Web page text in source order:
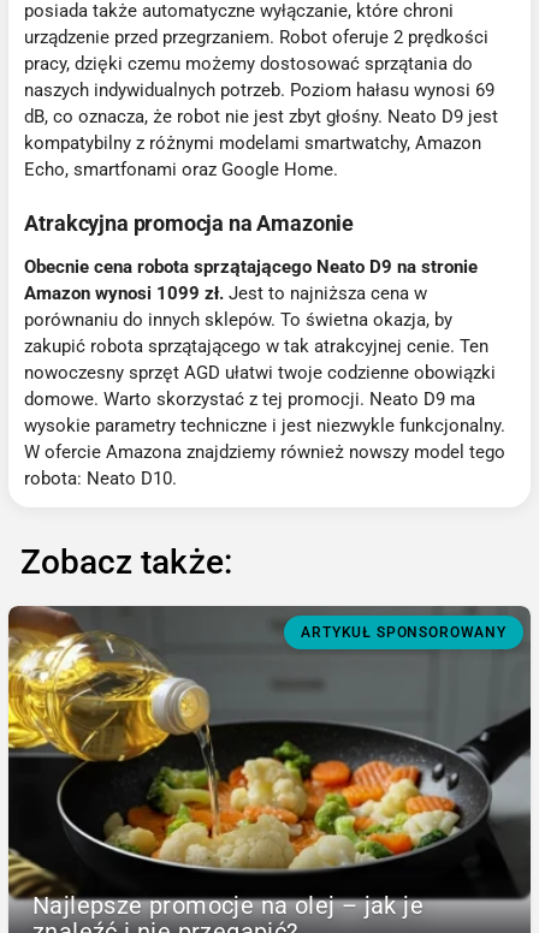
posiada także automatyczne wyłączanie, które chroni
urządzenie przed przegrzaniem. Robot oferuje 2 prędkości
pracy, dzięki czemu możemy dostosować sprzątania do
naszych indywidualnych potrzeb. Poziom hałasu wynosi 69
dB, co oznacza, że robot nie jest zbyt głośny. Neato D9 jest
kompatybilny z różnymi modelami smartwatchy, Amazon
Echo, smartfonami oraz Google Home.
Atrakcyjna promocja na Amazonie
Obecnie cena robota sprzątającego Neato D9 na stronie
Amazon wynosi 1099 zł.Jest to najniższa cena w
porównaniu do innych sklepów. To świetna okazja, by
zakupić robota sprzątającego w tak atrakcyjnej cenie. Ten
nowoczesny sprzęt AGD ułatwi twoje codzienne obowiązki
domowe. Warto skorzystać z tej promocji. Neato D9 ma
wysokie parametry techniczne i jest niezwykle funkcjonalny.
W ofercie Amazona znajdziemy również nowszy model tego
robota: Neato D10.
Zobacz także:
ARTYKUŁ SPONSOROWANY
Najlepsze promocje na olej – jak je